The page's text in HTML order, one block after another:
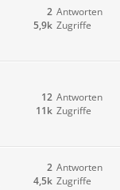
Antworten
2
Zugriffe
5,9k
Antworten
12
Zugriffe
11k
Antworten
2
Zugriffe
4,5k